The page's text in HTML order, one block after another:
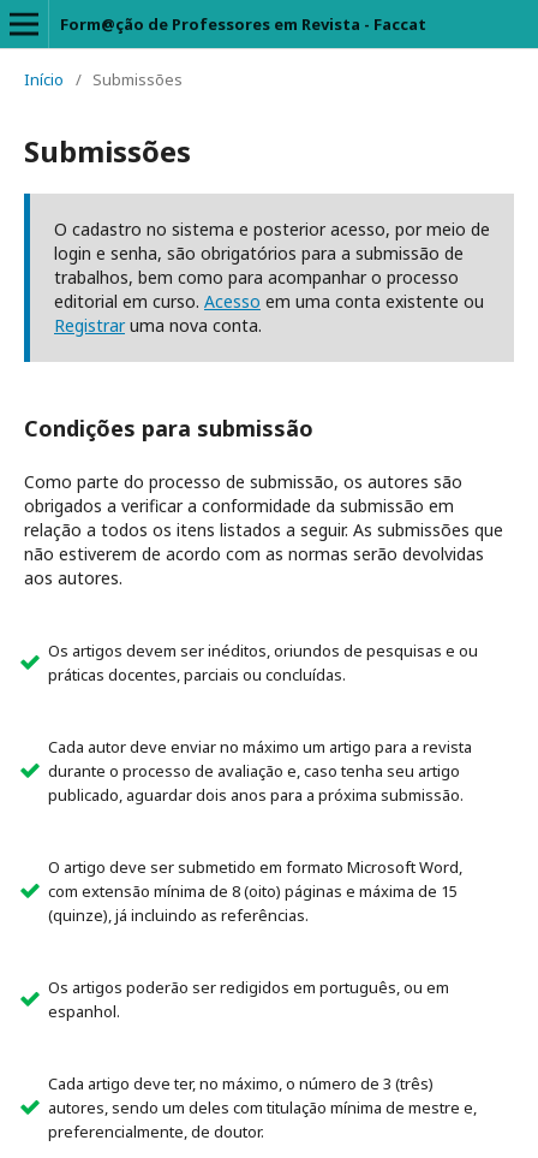
Form@ção de Professores em Revista - Faccat
Início / Submissões
Submissões
O cadastro no sistema e posterior acesso, por meio de
login e senha, são obrigatórios para a submissão de
trabalhos, bem como para acompanhar o processo
editorial em curso. Acesso em uma conta existente ou
Registraruma nova conta.
Condições para submissão
Como parte do processo de submissão, os autores são
obrigados a verificar a conformidade da submissão em
relação a todos os itens listados a seguir. As submissões que
não estiverem de acordo com as normas serão devolvidas
aos autores.
Os artigos devem ser inéditos, oriundos de pesquisas e ou
práticas docentes, parciais ou concluídas.
Cada autor deve enviar no máximo um artigo para a revista
durante o processo de avaliação e, caso tenha seu artigo
publicado, aguardar dois anos para a próxima submissão.
O artigo deve ser submetido em formato Microsoft Word,
com extensão mínima de 8 (oito) páginas e máxima de 15
(quinze), já incluindo as referências.
Os artigos poderão ser redigidos em português, ou em
espanhol.
Cada artigo deve ter, no máximo, o número de 3 (três)
autores, sendo um deles com titulação mínima de mestre e,
preferencialmente, de doutor.